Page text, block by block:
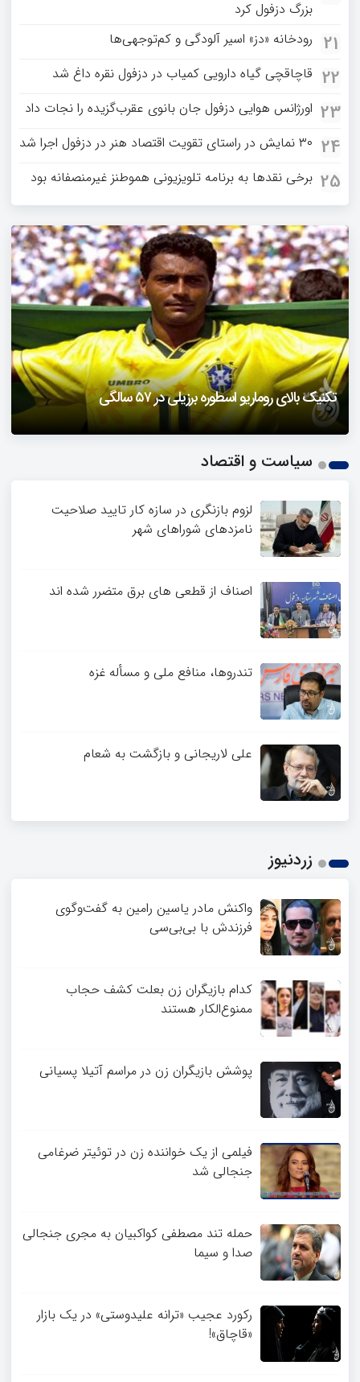
بزرگ دزفول کرد
21 رودخانه «دز» اسیر آلودگی و کم‌توجهی‌ها
22 قاچاقچی گیاه دارویی کمیاب در دزفول نقره داغ شد
23 اورژانس هوایی دزفول جان بانوی عقرب‌گزیده را نجات داد
24 ۳۰ نمایش در راستای تقویت اقتصاد هنر در دزفول اجرا شد
25 برخی نقدها به برنامه تلویزیونی هموطنز غیرمنصفانه بود
تکنیک بالای روماریو اسطوره برزیلی در ۵۷ سالگی
فیلمی از یک خواننده زن در توئیتر ضرغامی جنجالی شد
حمله تند مصطفی کواکبیان به مجری جنجالی صدا و سیما
دزفول را باید دید
2
سیاست و اقتصاد
لزوم بازنگری در سازه کار تایید صلاحیت
نامزدهای شوراهای شهر
اصناف از قطعی های برق متضرر شده اند
تندروها، منافع ملی و مسأله غزه
علی لاریجانی و بازگشت به شعام
زردنیوز
واکنش مادر یاسین رامین به گفت‌وگوی
فرزندش با بی‌بی‌سی
کدام بازیگران زن بعلت کشف حجاب
ممنوع‌الکار هستند
پوشش بازیگران زن در مراسم آتیلا پسیانی
فیلمی از یک خواننده زن در توئیتر ضرغامی
جنجالی شد
حمله تند مصطفی کواکبیان به مجری جنجالی
صدا و سیما
رکورد عجیب «ترانه علیدوستی» در یک بازار
«قاچاق»!